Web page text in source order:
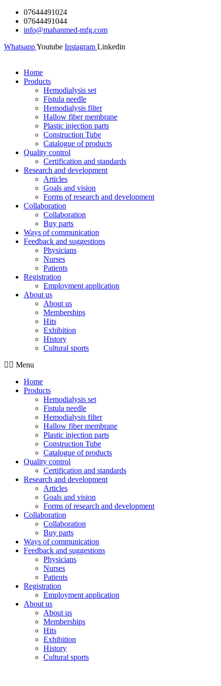
Skip
content
07644491024
07644491044
info@mahanmed-mfg.com
WhatsappYoutube Instagram Linkedin
Home
Products
Hemodialysis set
Fistula needle
Hemodialysis filter
Hallow fiber membrane
Plastic injection parts
Construction Tube
Catalogue of products
Quality control
Certification and standards
Research and development
Articles
Goals and vision
Forms of research and development
Collaboration
Collaboration
Buy parts
Ways of communication
Feedback and suggestions
Physicians
Nurses
Patients
Registration
Employment application
About us
About us
Memberships
Hits
Exhibition
History
Cultural sports
Menu
Home
Products
Hemodialysis set
Fistula needle
Hemodialysis filter
Hallow fiber membrane
Plastic injection parts
Construction Tube
Catalogue of products
Quality control
Certification and standards
Research and development
Articles
Goals and vision
Forms of research and development
Collaboration
Collaboration
Buy parts
Ways of communication
Feedback and suggestions
Physicians
Nurses
Patients
Registration
Employment application
About us
About us
Memberships
Hits
Exhibition
History
Cultural sports